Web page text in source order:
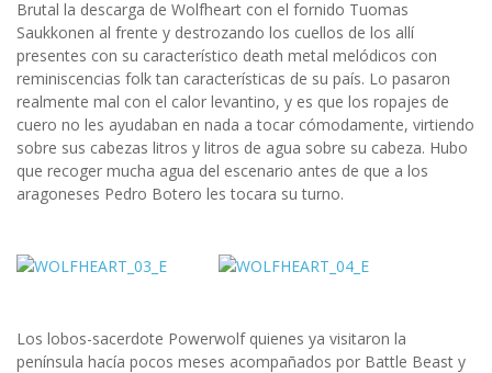
Brutal la descarga de Wolfheart con el fornido Tuomas
Saukkonen al frente y destrozando los cuellos de los allí
presentes con su característico death metal melódicos con
reminiscencias folk tan características de su país. Lo pasaron
realmente mal con el calor levantino, y es que los ropajes de
cuero no les ayudaban en nada a tocar cómodamente, virtiendo
sobre sus cabezas litros y litros de agua sobre su cabeza. Hubo
que recoger mucha agua del escenario antes de que a los
aragoneses Pedro Botero les tocara su turno.
Los lobos-sacerdote Powerwolf quienes ya visitaron la
península hacía pocos meses acompañados por Battle Beast y